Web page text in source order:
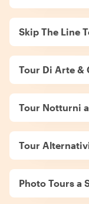
Skip The Line
Tour Di Arte &
Tour Notturni
Tour
Photo Tours a